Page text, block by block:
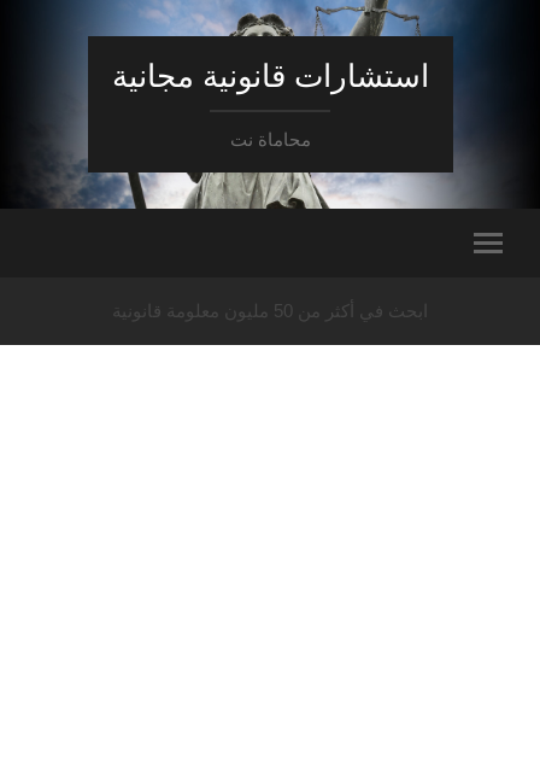
استشارات قانونية مجانية
محاماة نت
ابحث في أكثر من 50 مليون معلومة قانونية